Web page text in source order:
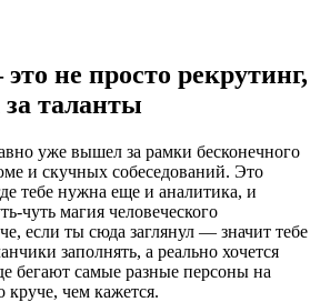
не просто рекрутинг,
таланты
уже вышел за рамки бесконечного
и скучных собеседований. Это
тебе нужна еще и аналитика, и
чуть магия человеческого
если ты сюда заглянул — значит тебе
заполнять, а реально хочется
бегают самые разные персоны на
чем кажется.